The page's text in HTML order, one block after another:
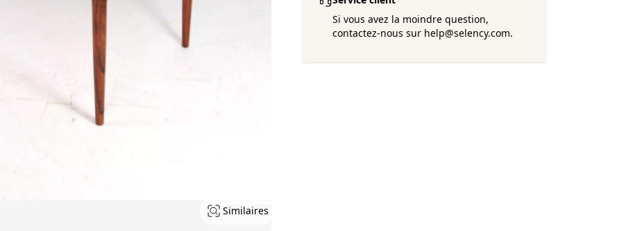
Similaires
Si vous avez la moindre question,
contactez-nous sur help@selency.com.